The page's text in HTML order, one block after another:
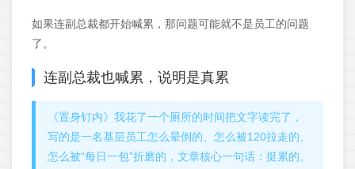
如果连副总裁都开始喊累，那问题可能就不是员工的问题
了。
连副总裁也喊累，说明是真累
《置身钉内》我花了一个厕所的时间把文字读完了，
写的是一名基层员工怎么晕倒的、怎么被120拉走的、
怎么被“每日一包”折磨的，文章核心一句话：挺累的。